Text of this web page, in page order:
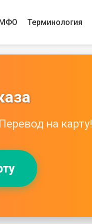
Терминология
на карту!